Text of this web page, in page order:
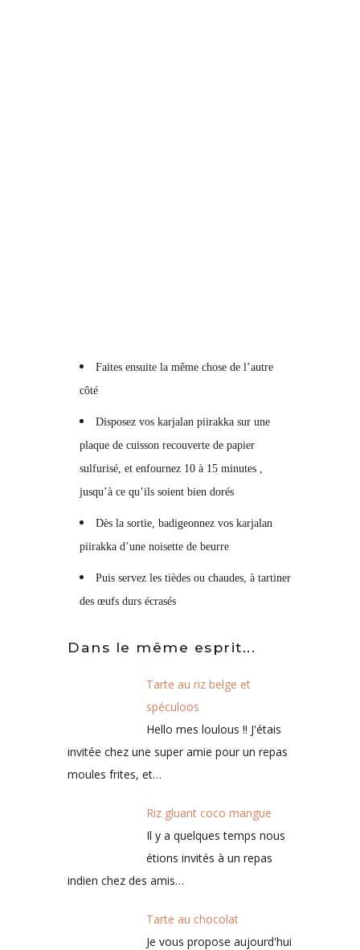
Faites ensuite la même chose de l’autre
côté
Disposez vos karjalan piirakka sur une
plaque de cuisson recouverte de papier
sulfurisé, et enfournez 10 à 15 minutes ,
jusqu’à ce qu’ils soient bien dorés
Dès la sortie, badigeonnez vos karjalan
piirakka d’une noisette de beurre
Puis servez les tièdes ou chaudes, à tartiner
des œufs durs écrasés
Dans le même esprit...
Tarte au riz belge et
spéculoos
Hello mes loulous !! J'étais
invitée chez une super amie pour un repas
moules frites, et…
Riz gluant coco mangue
Il y a quelques temps nous
étions invités à un repas
indien chez des amis…
Tarte au chocolat
Je vous propose aujourd'hui